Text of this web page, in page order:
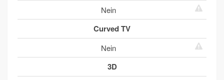
Nein
Curved TV
Nein
3D